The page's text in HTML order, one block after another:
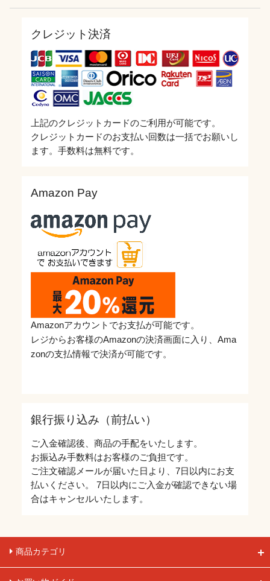
クレジット決済
上記のクレジットカードのご利用が可能です。
クレジットカードのお支払い回数は一括でお願いし
ます。手数料は無料です。
Amazon Pay
Amazonアカウントでお支払が可能です。
レジからお客様のAmazonの決済画面に入り、Ama
zonの支払情報で決済が可能です。
銀行振り込み（前払い）
ご入金確認後、商品の手配をいたします。
お振込み手数料はお客様のご負担です。
ご注文確認メールが届いた日より、7日以内にお支
払いください。 7日以内にご入金が確認できない場
合はキャンセルいたします。
商品カテゴリ